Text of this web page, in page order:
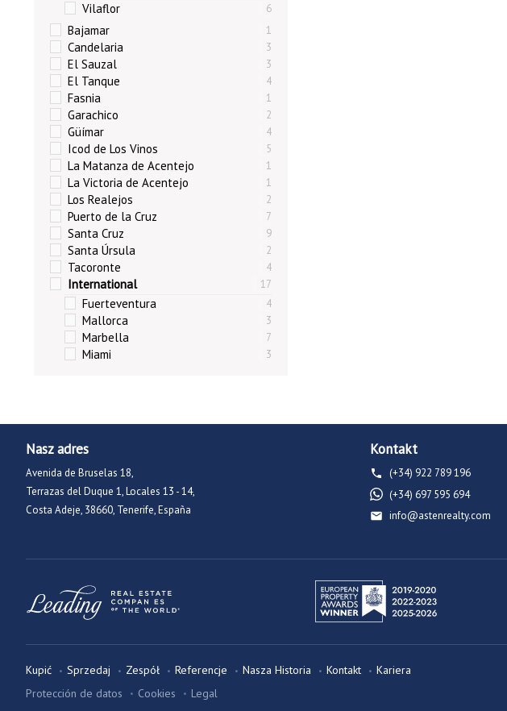
Vilaflor 6
Bajamar 1
Candelaria 3
El Sauzal 3
El Tanque 4
Fasnia 1
Garachico 2
Güímar 4
Icod de Los Vinos 5
La Matanza de Acentejo 1
La Victoria de Acentejo 1
Los Realejos 2
Puerto de la Cruz 7
Santa Cruz 9
Santa Úrsula 2
Tacoronte 4
International 17
Fuerteventura 4
Mallorca 3
Marbella 7
Miami 3
Nasz adres
Avenida de Bruselas 18,
Terrazas del Duque 1, Locales 13 - 14,
Costa Adeje, 38660, Tenerife, España
Kontakt
(+34) 922 789 196
(+34) 697 595 694
info@astenrealty.com
Kupić Sprzedaj Zespół Referencje Nasza Historia Kontakt
Kariera
Protección de datos
Cookies Legal